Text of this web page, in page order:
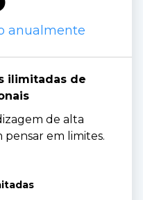
anualmente
ilimitadas de
de alta
pensar em limites.